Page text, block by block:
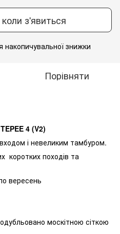
з'явиться
накопичувальної знижки
Порівняти
4 (V2)
і невеликим тамбуром.
коротких походів та
вересень
москітною сіткою